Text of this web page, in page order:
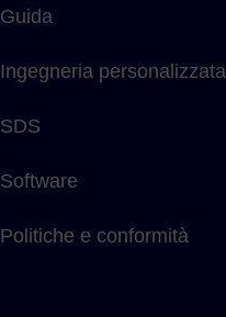
Guida
Ingegneria personalizzata
SDS
Software
Politiche e conformità